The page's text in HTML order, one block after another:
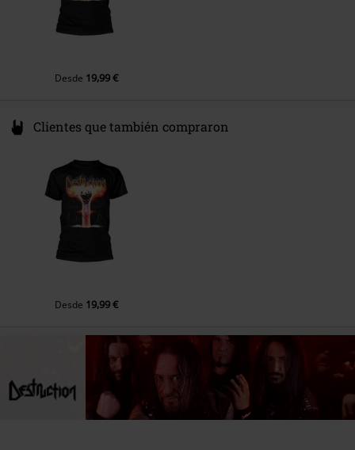
Bestial Invasion
Thrash Attack
Black Death
Desde 19,99 €
Clientes que también compraron
Desde 19,99 €